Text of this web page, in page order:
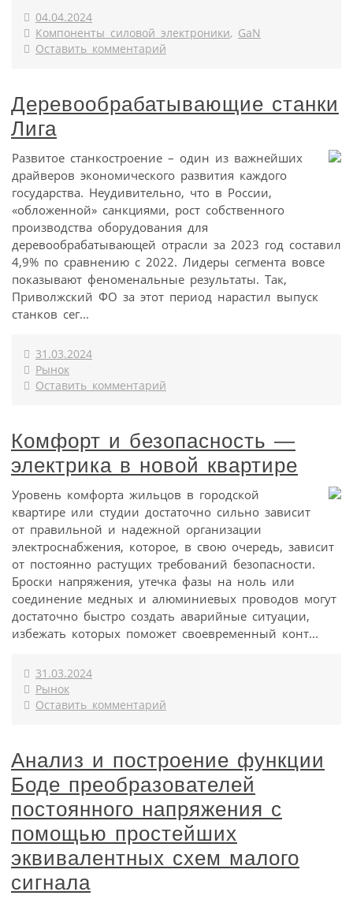
04.04.2024
Компоненты силовой электроники, GaN
Оставить комментарий
Деревообрабатывающие станки
Лига
Развитое станкостроение – один из важнейших
драйверов экономического развития каждого
государства. Неудивительно, что в России,
«обложенной» санкциями, рост собственного
производства оборудования для
деревообрабатывающей отрасли за 2023 год составил
4,9% по сравнению с 2022. Лидеры сегмента вовсе
показывают феноменальные результаты. Так,
Приволжский ФО за этот период нарастил выпуск
станков сег...
31.03.2024
Рынок
Оставить комментарий
Комфорт и безопасность —
электрика в новой квартире
Уровень комфорта жильцов в городской
квартире или студии достаточно сильно зависит
от правильной и надежной организации
электроснабжения, которое, в свою очередь, зависит
от постоянно растущих требований безопасности.
Броски напряжения, утечка фазы на ноль или
соединение медных и алюминиевых проводов могут
достаточно быстро создать аварийные ситуации,
избежать которых поможет своевременный конт...
31.03.2024
Рынок
Оставить комментарий
Анализ и построение функции
Боде преобразователей
постоянного напряжения с
помощью простейших
эквивалентных схем малого
сигнала